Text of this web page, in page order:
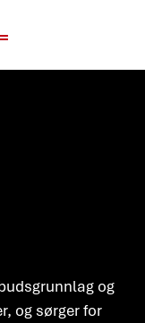
og
og sørger for